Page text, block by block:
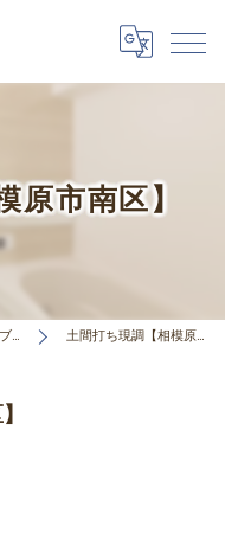
市南区】
ブログ 土間打ち現調【相模原市南区】